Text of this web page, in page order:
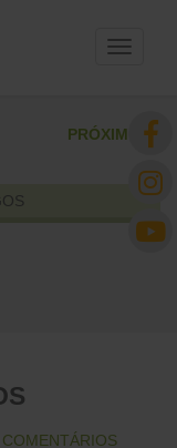
Toggle
PRÓXIMO